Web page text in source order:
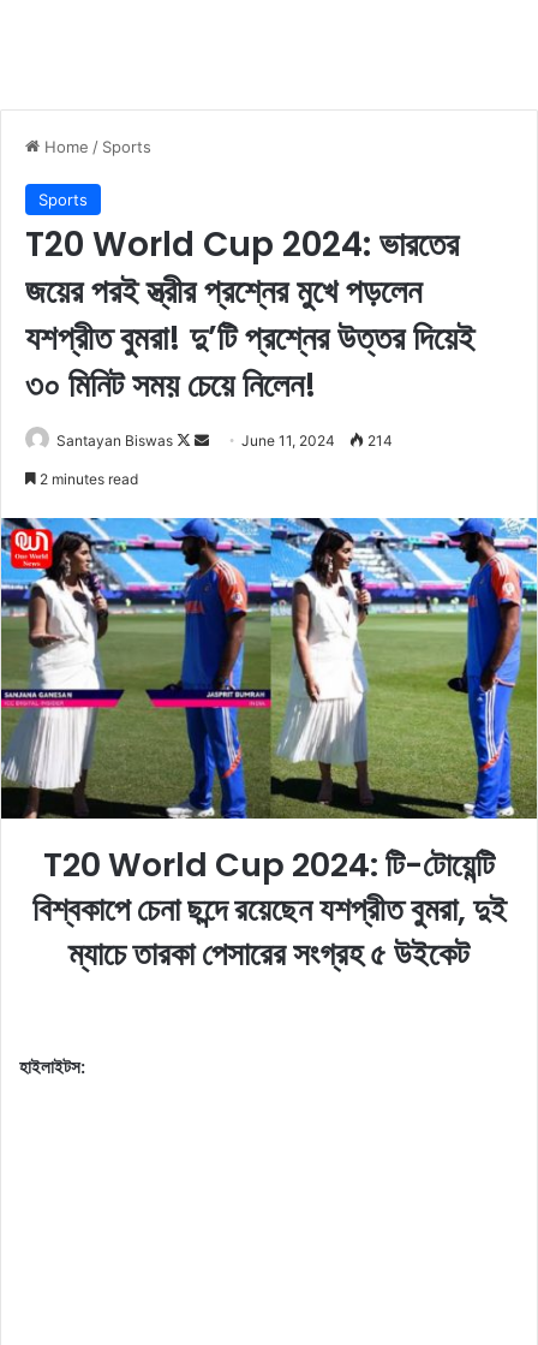
Home / Sports
Sports
T20 World Cup 2024: ভারতের
জয়ের পরই স্ত্রীর প্রশ্নের মুখে পড়লেন
যশপ্রীত বুমরা! দু’টি প্রশ্নের উত্তর দিয়েই
৩০ মিনিট সময় চেয়ে নিলেন!
Santayan Biswas
F
l
o
w
o
d
a
n
a
i
June 11, 2024 214
2 minutes read
T20 World Cup 2024: টি-টোয়েন্টি
বিশ্বকাপে চেনা ছন্দে রয়েছেন যশপ্রীত বুমরা, দুই
ম্যাচে তারকা পেসারের সংগ্রহ ৫ উইকেট
হাইলাইটস: